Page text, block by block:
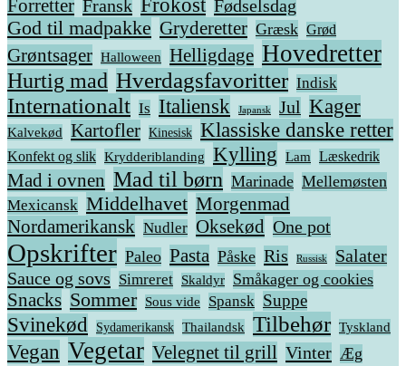
Forretter Fransk Fødselsdag
God til madpakke Gryderetter Græsk Grød
Grøntsager Halloween Helligdage Hovedretter
Hurtig mad Hverdagsfavoritter Indisk
Internationalt Is Italiensk Japansk Jul Kager
Kalvekød Kartofler Kinesisk Klassiske danske retter
Konfekt og slik Krydderiblanding Kylling Lam Læskedrik
Mad i ovnen Mad til børn Marinade Mellemøsten
Mexicansk Middelhavet Morgenmad
Nordamerikansk Nudler Oksekød One pot
Opskrifter Paleo Pasta Påske Ris Russisk
Salater
Sauce og sovs Simreret Skaldyr Småkager og cookies
Snacks Sommer Sous vide Spansk Suppe
Svinekød Sydamerikansk Thailandsk Tilbehør Tyskland
Vegan Vegetar Velegnet til grill Vinter Æg